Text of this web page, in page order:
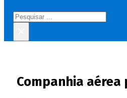
Pesquisar
Companhia